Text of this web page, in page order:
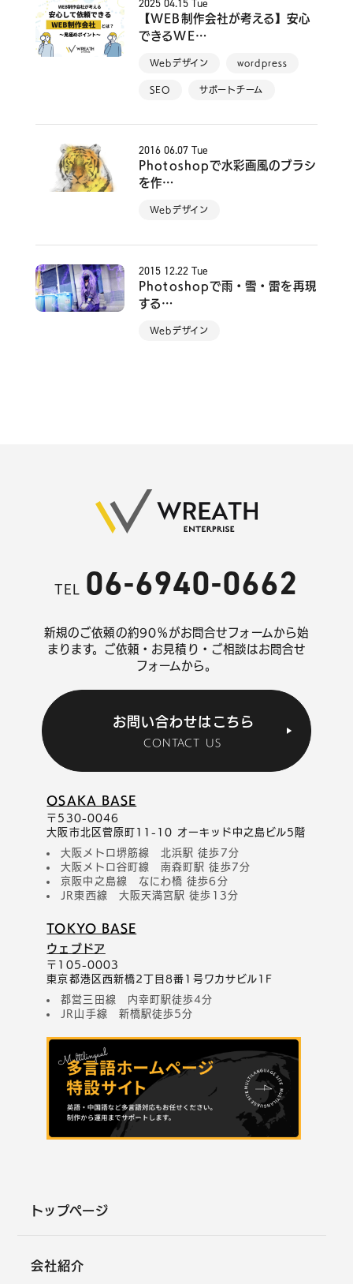
2025 04.15 Tue
【WEB制作会社が考える】安心
できるWE…
Webデザイン wordpress
SEO サポートチーム
2016 06.07 Tue
Photoshopで水彩画風のブラシ
を作…
Webデザイン
2015 12.22 Tue
Photoshopで雨・雪・雷を再現
する…
Webデザイン
TEL 06-6940-0662
新規のご依頼の約90％がお問合せフォームから始
まります。 ご依頼・お見積り・ご相談はお問合せ
フォームから。
お問い合わせはこちら
CONTACT US
OSAKA BASE
〒530-0046
大阪市北区菅原町11-10 オーキッド中之島ビル5階
大阪メトロ堺筋線 北浜駅 徒歩7分
大阪メトロ谷町線 南森町駅 徒歩7分
京阪中之島線 なにわ橋 徒歩6分
JR東西線 大阪天満宮駅 徒歩13分
TOKYO BASE
ウェブドア
〒105-0003
東京都港区西新橋2丁目8番1号ワカサビル1F
都営三田線 内幸町駅徒歩4分
JR山手線 新橋駅徒歩5分
トップページ
会社紹介